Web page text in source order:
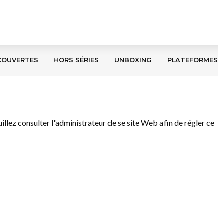
HORS SÉRIES UNBOXING PLATEFORMES
consulter l'administrateur de se site Web afin de régler ce